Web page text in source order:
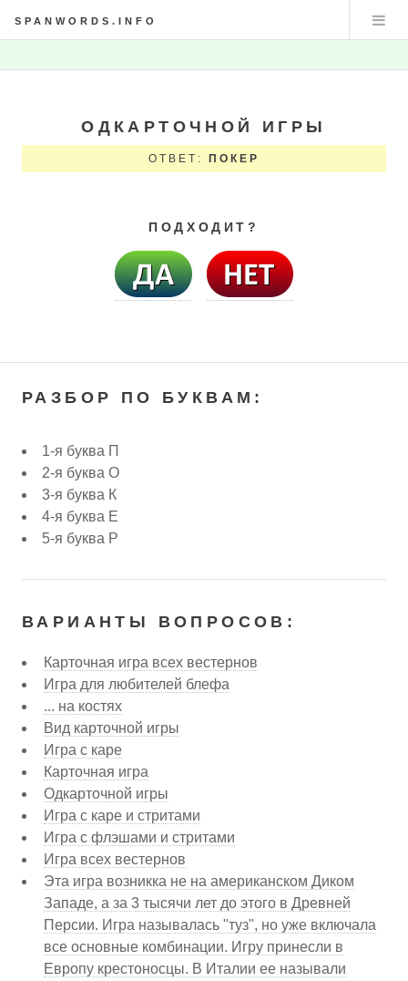
SPANWORDS.INFO
ОДКАРТОЧНОЙ ИГРЫ
ОТВЕТ: ПОКЕР
ПОДХОДИТ?
РАЗБОР ПО БУКВАМ:
1-я буква П
2-я буква О
3-я буква К
4-я буква Е
5-я буква Р
ВАРИАНТЫ ВОПРОСОВ:
Карточная игра всех вестернов
Игра для любителей блефа
... на костях
Вид карточной игры
Игра с каре
Карточная игра
Одкарточной игры
Игра с каре и стритами
Игра с флэшами и стритами
Игра всех вестернов
Эта игра возникка не на американском Диком
Западе, а за 3 тысячи лет до этого в Древней
Персии. Игра называлась "туз", но уже включала
все основные комбинации. Игру принесли в
Европу крестоносцы. В Италии ее называли